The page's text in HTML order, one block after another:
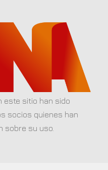
este sitio han sido
socios quienes han
sobre su uso.